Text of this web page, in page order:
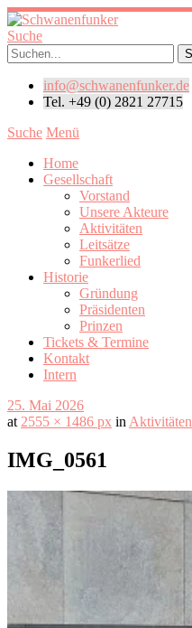
Suche
info@schwanenfunker.de
Tel. +49 (0) 2821 27715
Suche Menü
Home
Gesellschaft
Vorstand
Unsere Akteure
Aktivitäten
Leitsätze
Funkerlied
Historie
Gründung
Präsidenten
Prinzen
Tickets & Termine
Kontakt
Intern
25. Mai 2026
at 2555 × 1486 px in Aktivitäten
IMG_0561